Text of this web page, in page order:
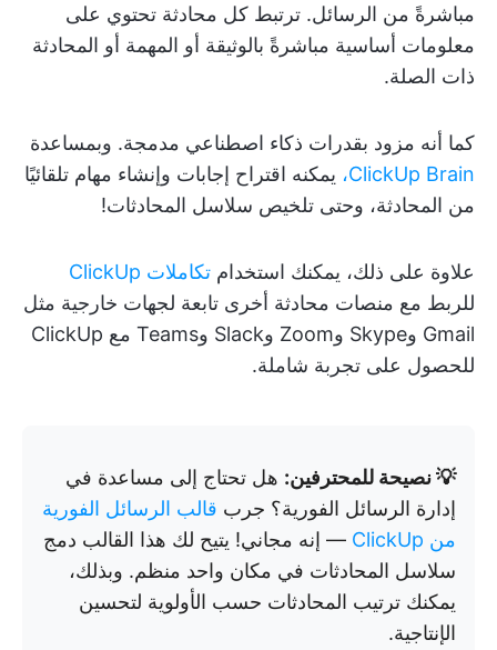
مباشرةً من الرسائل. ترتبط كل محادثة تحتوي على
معلومات أساسية مباشرةً بالوثيقة أو المهمة أو المحادثة
ذات الصلة.
كما أنه مزود بقدرات ذكاء اصطناعي مدمجة. وبمساعدة
ClickUp Brain،
يمكنه اقتراح إجابات وإنشاء مهام تلقائيًا
من المحادثة، وحتى تلخيص سلاسل المحادثات!
علاوة على ذلك، يمكنك استخدام تكاملات ClickUp
للربط مع منصات محادثة أخرى تابعة لجهات خارجية مثل
Gmail وSkype وZoom وSlack وTeams مع ClickUp
للحصول على تجربة شاملة.
💡 نصيحة للمحترفين: هل تحتاج إلى مساعدة في
إدارة الرسائل الفورية؟ جرب قالب الرسائل الفورية
من ClickUp
— إنه مجاني! يتيح لك هذا القالب دمج
سلاسل المحادثات في مكان واحد منظم. وبذلك،
يمكنك ترتيب المحادثات حسب الأولوية لتحسين
الإنتاجية.